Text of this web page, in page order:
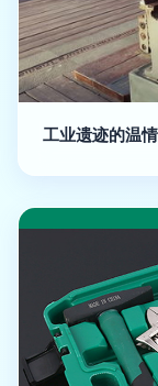
工业遗迹的温